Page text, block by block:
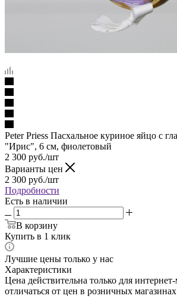
Peter Priess Пасхальное куриное яйцо с
"Ирис", 6 см, фиолетовый
2 300 руб./шт
Варианты цен
2 300 руб./шт
Подробности
Есть в наличии
В корзину
Купить в 1 клик
Лучшие цены только у нас
Характеристики
Цена действительна только для
отличаться от цен в розничных магазинах